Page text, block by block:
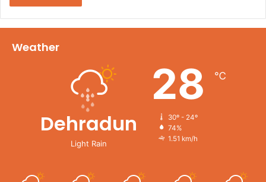
Weather
Dehradun
Light Rain
28 ℃
30º - 24º
74%
1.51 km/h